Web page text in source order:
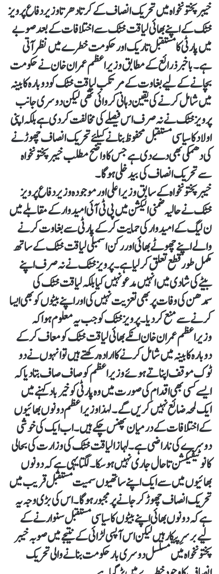
خیبرپختونخواہ میں تحریک انصاف کے کرتا دھرتا وزیر دفاع پرویز
خٹک کے اپنے بھائی لیاقت خٹک سے اختلافات کے بعد صوبے
میں پارٹی کا مستقبل تاریک اور حکومت خطرے میں نظر آتی
ہے۔ باخبر ذرائع کے مطابق وزیراعظم عمران خان نے حکومت
بچانے کے لیے بغاوت کے مرتکب لیاقت خٹک کو دوبارہ کابینہ
میں شامل کرنے کی یقین دہانی کروائی تھی لیکن دوسری جانب
پرویز خٹک نے نہ صرف اس فیصلے کی مخالفت کر دی ہے بلکہ اپنی
اولاد کا سیاسی مستقبل محفوظ بنانے کیلئے تحریک انصاف چھوڑنے
کی دھمکی بھی دے دی ہے جس کا واضح مطلب خیبرپختونخواہ
سے تحریک انصاف کی بیدخلی ہو گا۔
خیبرپختونخواہ کے سابق وزیر اعلی اور موجودہ وزیر دفاع پرویز
خٹک نے حالیہ ضمنی الیکشن میں پی ٹی آئی امیدوار کے مقابلے میں
ن لیگ کے امیدوار کی حمایت کرکے پارٹی سے بغاوت کرنے
والے اپنے چھوٹے بھائی اور رکن اسمبلی لیاقت خٹک کے ساتھ
مکمل طور قطع تعلق کر لیا ہے۔ پرویز خٹک نے نہ صرف اپنے
بیٹے کی شادی میں انہیں مدعو نہیں کیا بلکہ لیاقت خٹک کی
سمدھن کی وفات پر بھی تعزیت نہیں کی اور اپنے بیٹوں کو بھی ایسا
کرنے سے منع کردیا۔ پرویز خٹک کو جب یہ معلوم ہوا کہ
وزیراعظم عمران خان انکے بھائی لیاقت خٹک کو معاف کرکے
دوبارہ کابینہ میں شامل کرنے کا ارادہ رکھتے ہیں تو انہوں نے دو
ٹوک موقف اپناتے ہوئے وزیراعظم کو صاف صاف بتا دیا کہ
ایسے کسی بھی اقدام کی صورت میں وہ پارٹی کو خیرباد کہنے میں
ایک لمحہ ضائع نہیں کریں گے۔ لہذا وزیراعظم دونوں بھائیوں
کے اختلافات کے درمیان پھنس چکے ہیں۔ اب ایک کی خوشی
دوسرے کی ناراضی ہے۔ لہازا لیاقت خٹک کی وزارت کی بحالی
کا نوٹیفیکشن تاحال جاری نہیں ہو سکا۔ لگتا یہی ہے کہ دونوں
بھائیوں میں سے ایک اپنے ساتھیوں سمیت مستقبل قریب میں
تحریک انصاف چھوڑ کر جانے پر مجبور ہو گا۔ اس کی بڑی وجہ یہ
ہے کہ دونوں بھائی اپنے بیٹوں کا سیاسی مستقبل سنوارنے کے
لیے برسرِ پیکار ہیں لیکن اس آپسی لڑائی کے نتیجے میں صوبہ خیبر
پختونخواہ میں مسلسل دوسری بار حکومت بنانے والی تحریک